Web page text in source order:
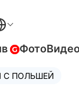
ФотоВидео
С ПОЛЬШЕЙ